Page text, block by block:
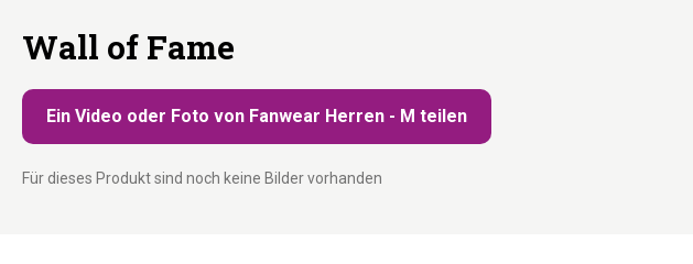
Wall of Fame
Ein Video oder Foto von Fanwear Herren - M teilen
Für dieses Produkt sind noch keine Bilder vorhanden